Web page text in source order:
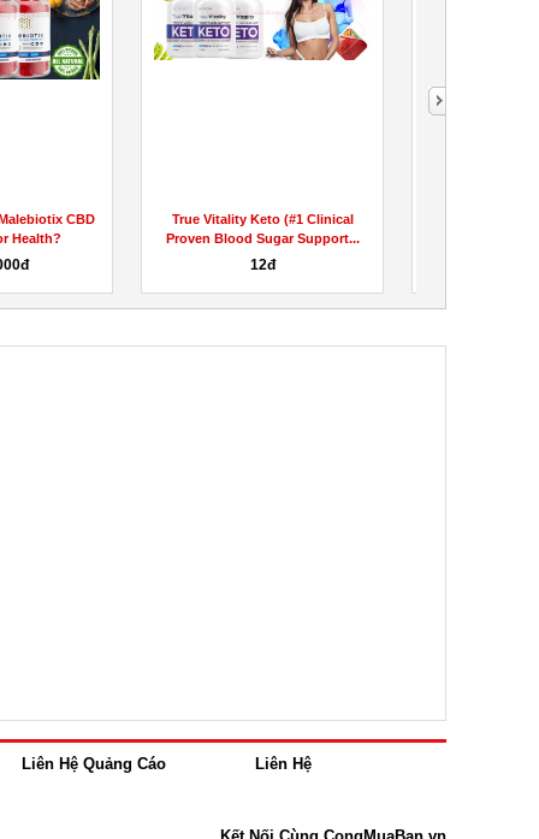
CBD
Health?
True Vitality Keto (#1 Clinical
Proven Blood Sugar Support...
12đ
Liên Hệ Quảng Cáo
Liên Hệ